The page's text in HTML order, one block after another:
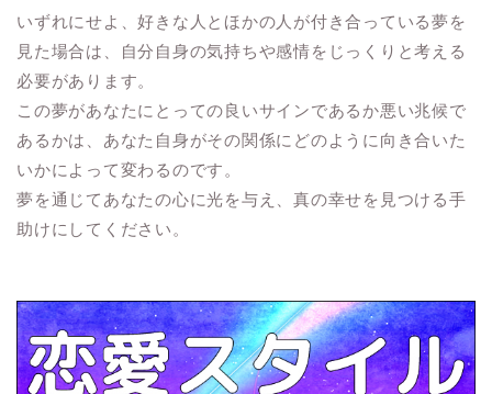
いずれにせよ、好きな人とほかの人が付き合っている夢を
見た場合は、自分自身の気持ちや感情をじっくりと考える
必要があります。
この夢があなたにとっての良いサインであるか悪い兆候で
あるかは、あなた自身がその関係にどのように向き合いた
いかによって変わるのです。
夢を通じてあなたの心に光を与え、真の幸せを見つける手
助けにしてください。